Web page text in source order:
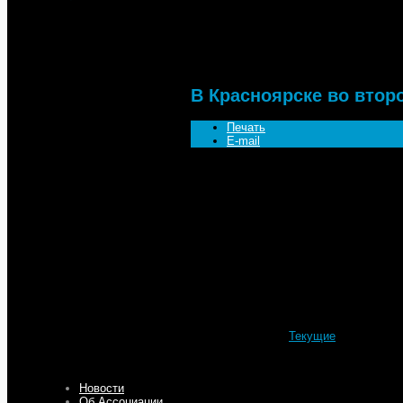
В Красноярске во
Печать
E-mail
Текущие
Новости